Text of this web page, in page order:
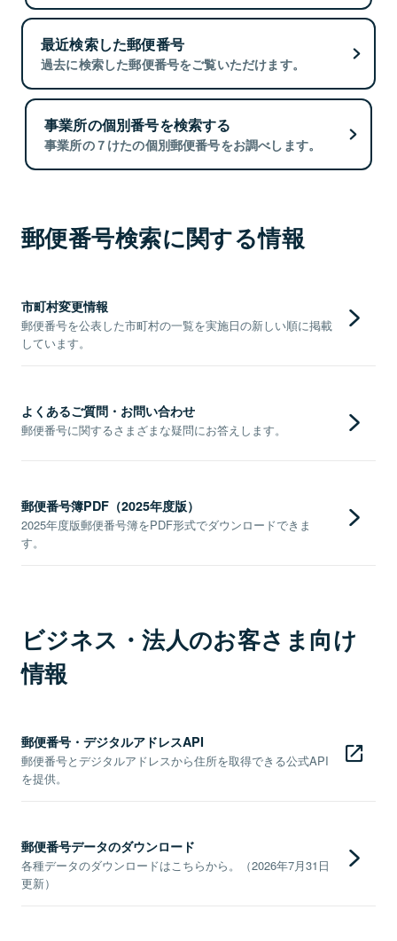
最近検索した郵便番号
過去に検索した郵便番号をご覧いただけます。
事業所の個別番号を検索する
事業所の７けたの個別郵便番号をお調べします。
郵便番号検索に関する情報
市町村変更情報
郵便番号を公表した市町村の一覧を実施日の新しい順に掲載
しています。
よくあるご質問・お問い合わせ
郵便番号に関するさまざまな疑問にお答えします。
郵便番号簿PDF（2025年度版）
2025年度版郵便番号簿をPDF形式でダウンロードできま
す。
ビジネス・法人のお客さま向け
情報
郵便番号・デジタルアドレスAPI
郵便番号とデジタルアドレスから住所を取得できる公式API
を提供。
郵便番号データのダウンロード
各種データのダウンロードはこちらから。（2026年7月31日
更新）